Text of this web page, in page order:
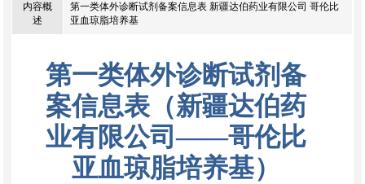
内容概
述
第一类体外诊断试剂备案信息表 新疆达伯药业有限公司 哥伦比
亚血琼脂培养基
第一类体外诊断试剂备
案信息表（新疆达伯药
业有限公司——哥伦比
亚血琼脂培养基）